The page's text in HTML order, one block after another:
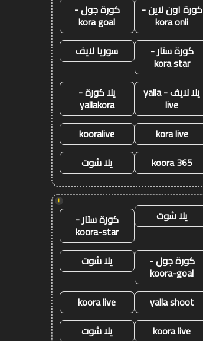
كورة اون لاين -
kora onli
كورة جول -
kora goal
كورة ستار -
kora star
سوريا لايف
يلا لايف - yalla
live
يلا كورة -
yallakora
kora live
kooralive
koora 365
يلا شوت
!
يلا شوت كورة ستار -
koora-star
كورة جول -
koora-goal
يلا شوت
yalla shoot
koora live
koora live
يلا شوت